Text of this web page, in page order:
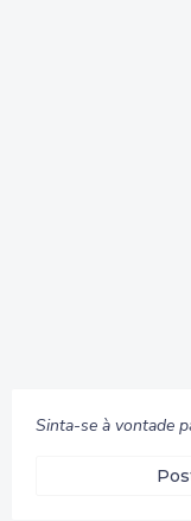
Sinta-se à vontade